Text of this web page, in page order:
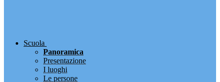
Scuola
Panoramica
Presentazione
I luoghi
Le persone